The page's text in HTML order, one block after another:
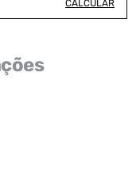
CALCULAR